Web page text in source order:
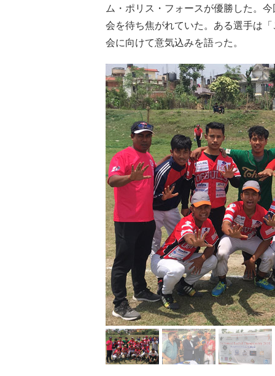
ム・ポリス・フォースが優勝した。
会を待ち焦がれていた。ある選手は
会に向けて意気込みを語った。